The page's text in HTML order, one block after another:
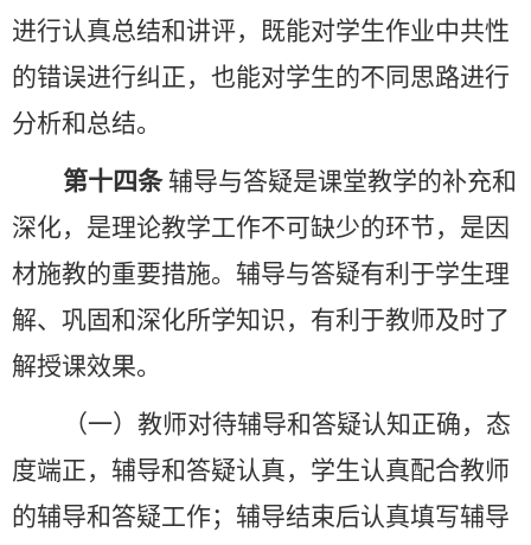
进行认真总结和讲评，既能对学生作业中共性
的错误进行纠正，也能对学生的不同思路进行
分析和总结。
第十四条 辅导与答疑是课堂教学的补充和
深化，是理论教学工作不可缺少的环节，是因
材施教的重要措施。辅导与答疑有利于学生理
解、巩固和深化所学知识，有利于教师及时了
解授课效果。
（一）教师对待辅导和答疑认知正确，态
度端正，辅导和答疑认真，学生认真配合教师
的辅导和答疑工作；辅导结束后认真填写辅导